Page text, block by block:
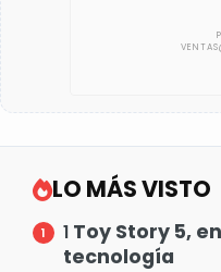
LO MÁS VISTO
1 Toy Story 5,
tecnología